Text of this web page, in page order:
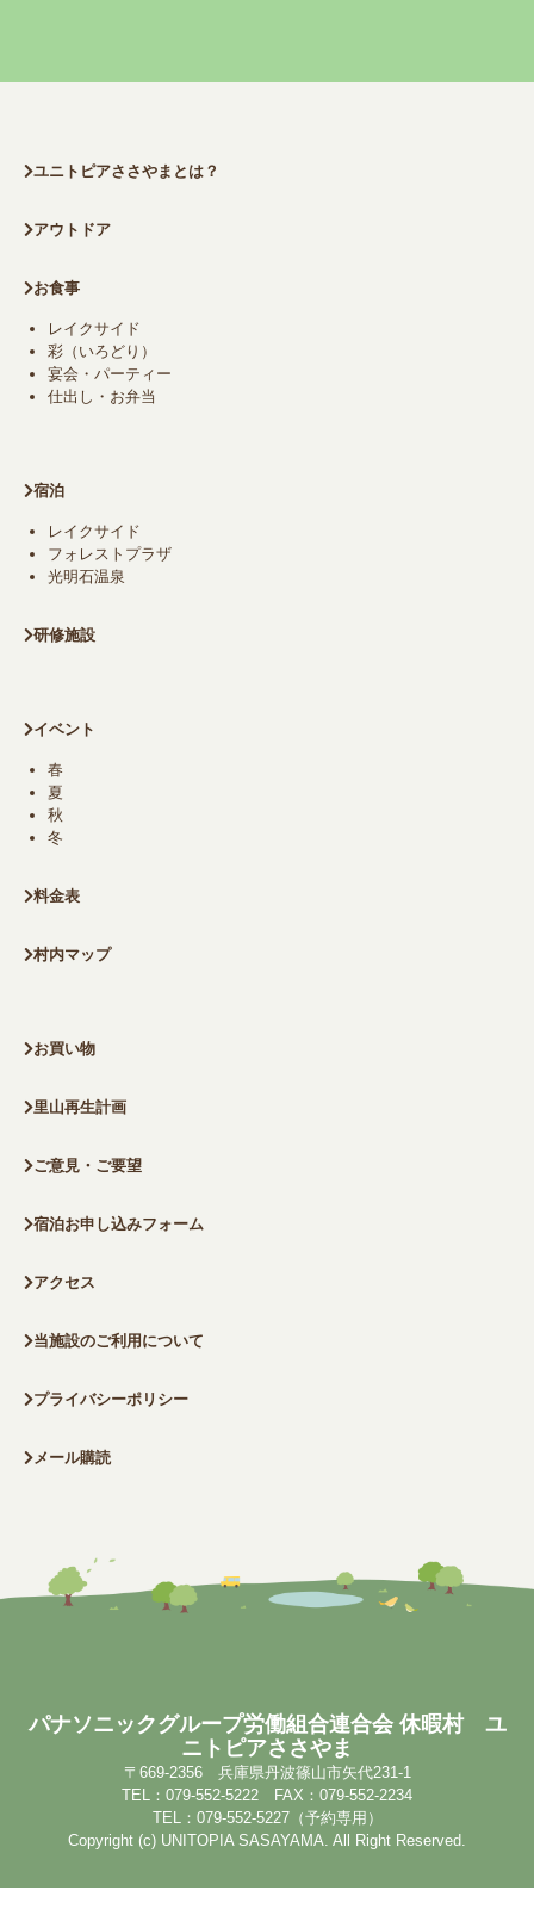
ユニトピアささやまとは？
アウトドア
お食事
レイクサイド
彩（いろどり）
宴会・パーティー
仕出し・お弁当
宿泊
レイクサイド
フォレストプラザ
光明石温泉
研修施設
イベント
春
夏
秋
冬
料金表
村内マップ
お買い物
里山再生計画
ご意見・ご要望
宿泊お申し込みフォーム
アクセス
当施設のご利用について
プライバシーポリシー
メール購読
パナソニックグループ労働組合連合会 休暇村 ユ
ニトピアささやま
〒669-2356 兵庫県丹波篠山市矢代231-1
TEL：079-552-5222 FAX：079-552-2234
TEL：079-552-5227（予約専用）
Copyright (c) UNITOPIA SASAYAMA. All Right Reserved.